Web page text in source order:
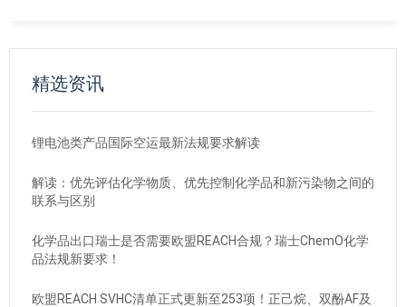
精选资讯
锂电池类产品国际空运最新法规要求解读
解读：优先评估化学物质、优先控制化学品和新污染物之间的
联系与区别
化学品出口瑞士是否需要欧盟REACH合规？瑞士ChemO化学
品法规新要求！
欧盟REACH SVHC清单正式更新至253项！正己烷、双酚AF及